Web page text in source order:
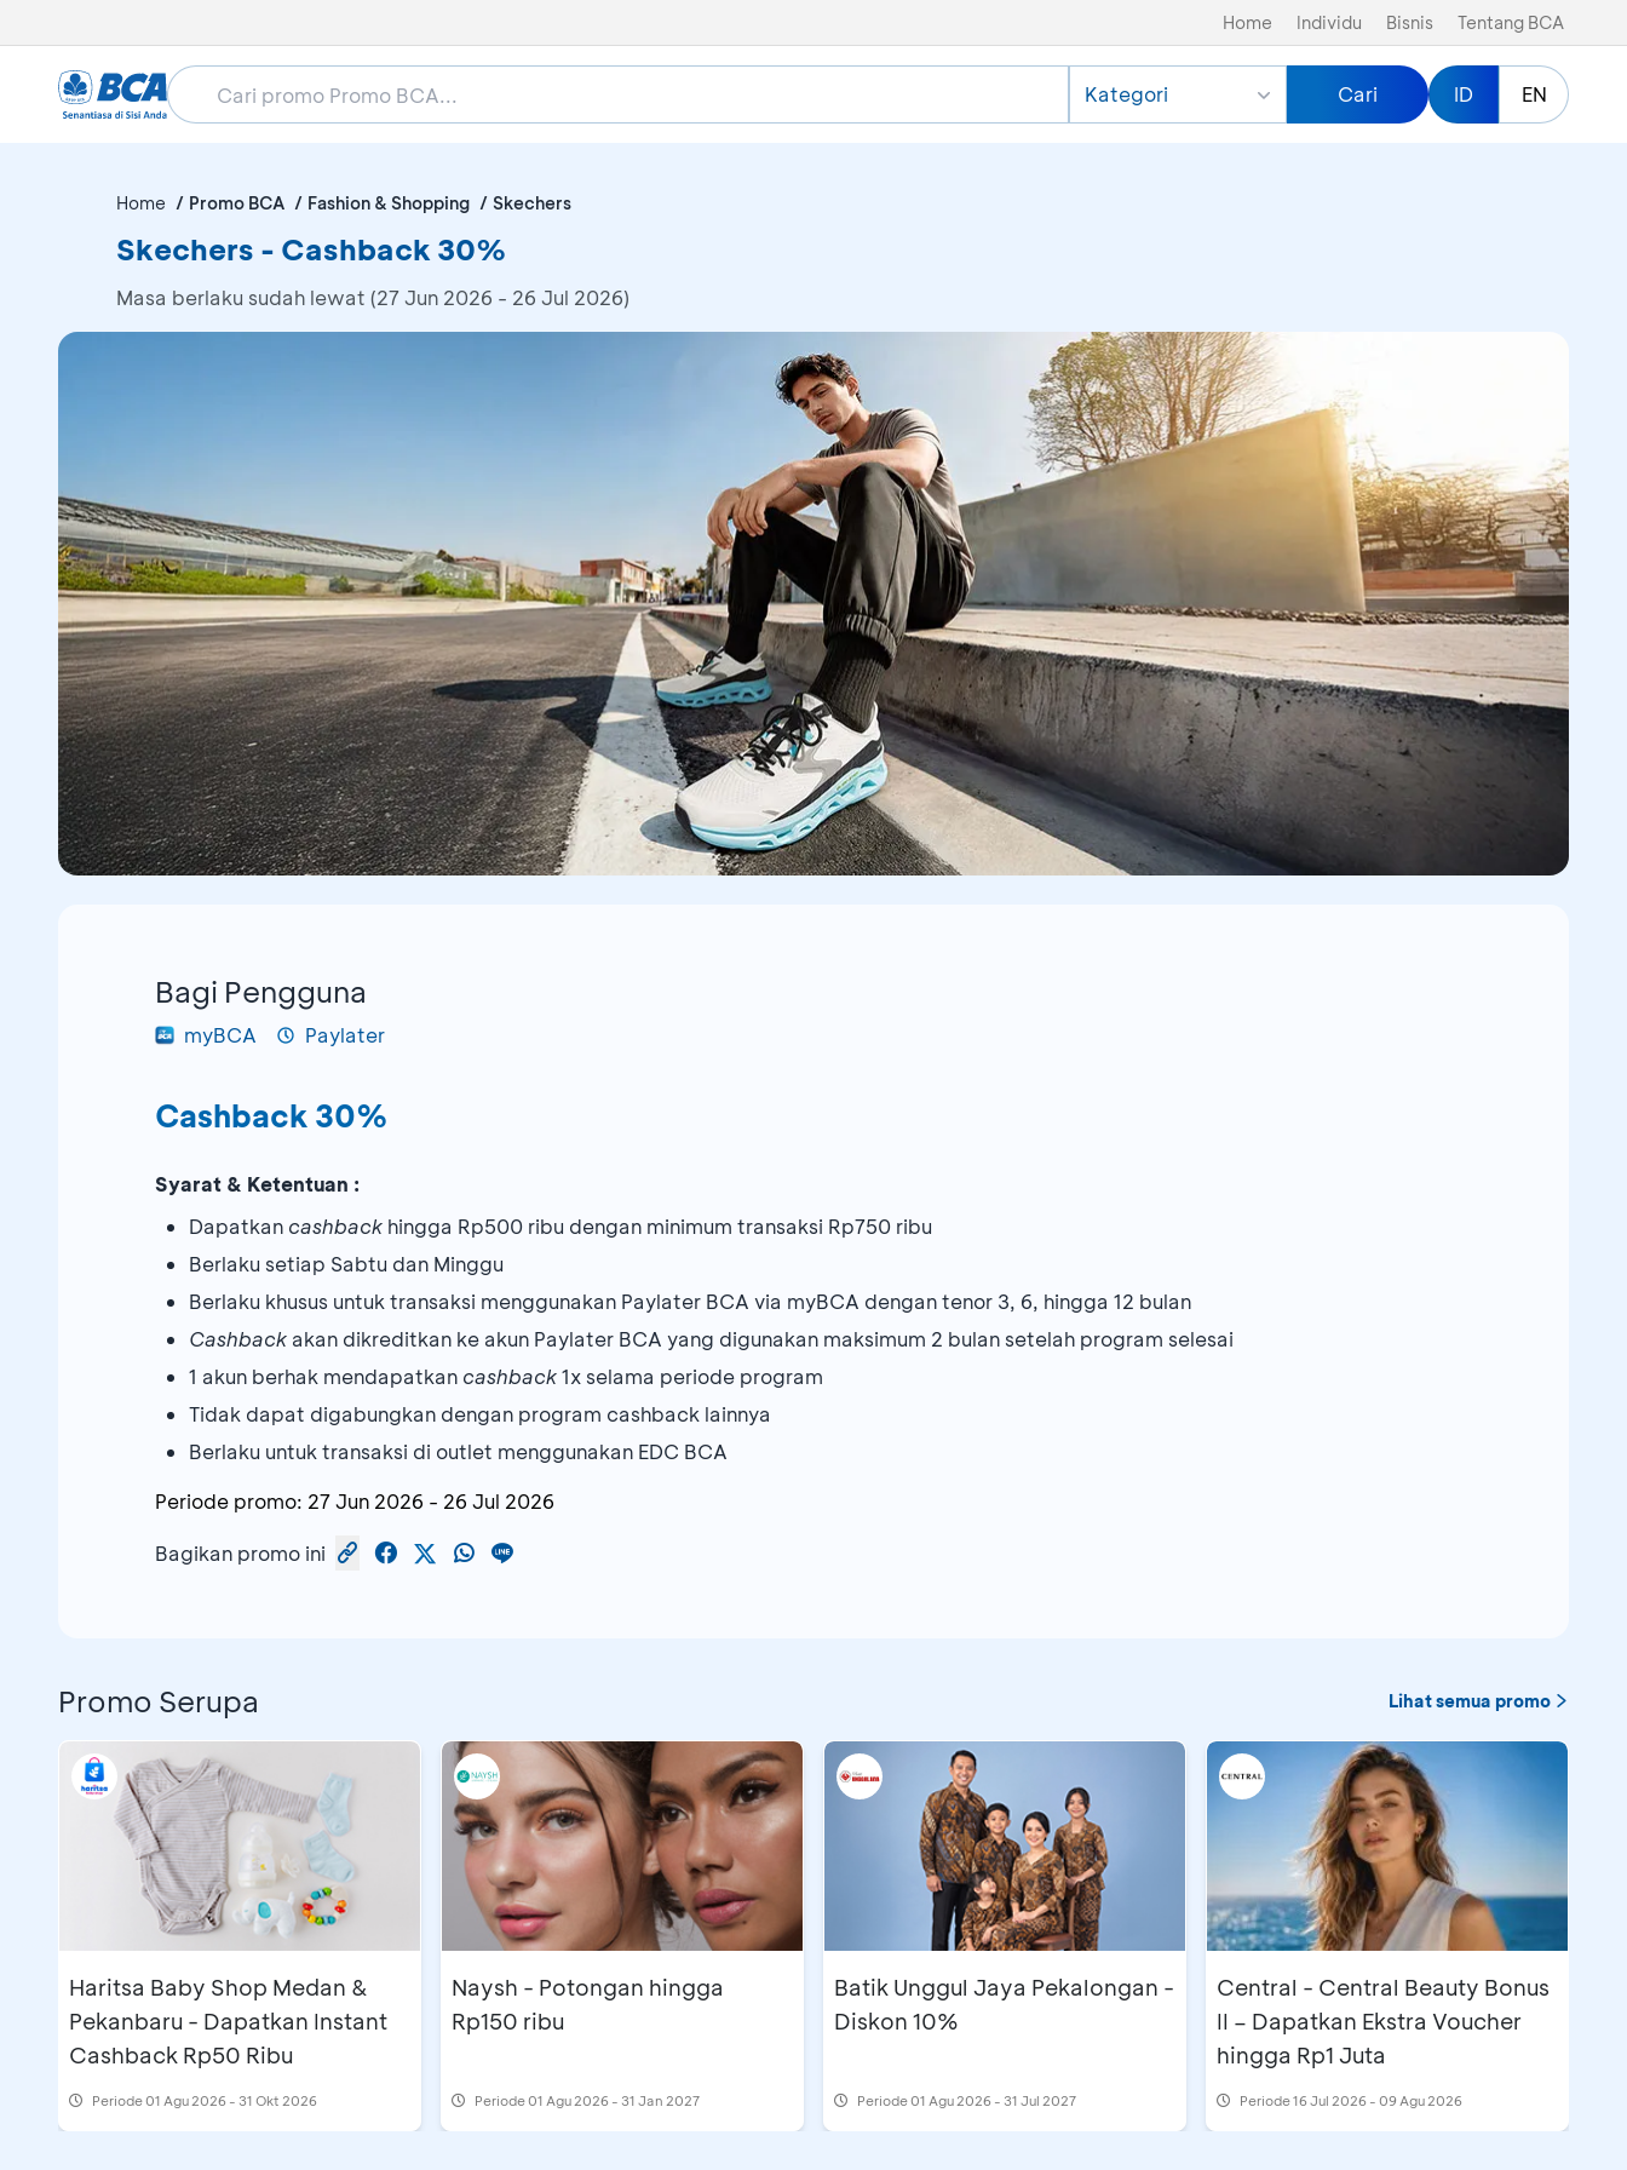
Home Individu Bisnis Tentang BCA
Kategori Cari ID EN
Home Promo BCA Fashion & Shopping Skechers
Skechers - Cashback 30%
Masa berlaku sudah lewat (27 Jun 2026 - 26 Jul 2026)
Bagi Pengguna
myBCA Paylater
Cashback 30%
Syarat & Ketentuan :
Dapatkan cashback hingga Rp500 ribu dengan minimum transaksi Rp750 ribu
Berlaku setiap Sabtu dan Minggu
Berlaku khusus untuk transaksi menggunakan Paylater BCA via myBCA dengan tenor 3, 6, hingga 12 bulan
Cashback akan dikreditkan ke akun Paylater BCA yang digunakan maksimum 2 bulan setelah program selesai
1 akun berhak mendapatkan cashback1x selama periode program
Tidak dapat digabungkan dengan program cashback lainnya
Berlaku untuk transaksi di outlet menggunakan EDC BCA
Periode promo: 27 Jun 2026 - 26 Jul 2026
Bagikan promo ini
Promo Serupa Lihat semua promo
Haritsa Baby Shop Medan &
Pekanbaru - Dapatkan Instant
Cashback Rp50 Ribu
Periode01 Agu 2026 - 31 Okt 2026
Naysh - Potongan hingga
Rp150 ribu
Periode01 Agu 2026 - 31 Jan 2027
Batik Unggul Jaya Pekalongan -
Diskon 10%
Periode01 Agu 2026 - 31 Jul 2027
Central - Central Beauty Bonus
II – Dapatkan Ekstra Voucher
hingga Rp1 Juta
Periode16 Jul 2026 - 09 Agu 2026